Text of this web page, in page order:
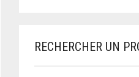
RECHERCHER UN